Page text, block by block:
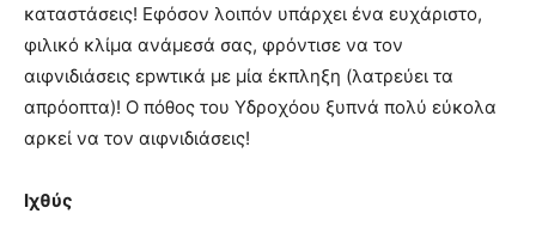
καταστάσεις! Εφόσον λοιπόν υπάρχει ένα ευχάριστο,
φιλικό κλίμα ανάμεσά σας, φρόντισε να τον
αιφνιδιάσεις εpwτικά με μία έκπληξη (λατρεύει τα
απρόοπτα)! Ο πόθος του Υδροχόου ξυπνά πολύ εύκολα
αρκεί να τον αιφνιδιάσεις!
Ιχθύς